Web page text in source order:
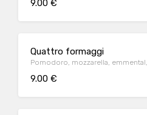
9.00 €
Quattro formaggi
Pomodoro, mozzarella,
9.00 €